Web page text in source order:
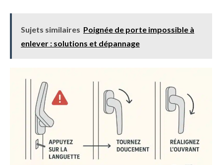
Sujets similaires Poignée de porte impossible à
enlever : solutions et dépannage